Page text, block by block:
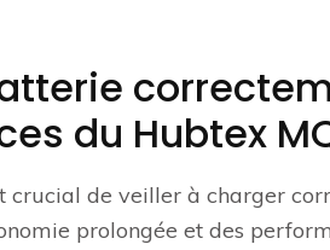
du Hubtex
de veiller à charger
prolongée et des